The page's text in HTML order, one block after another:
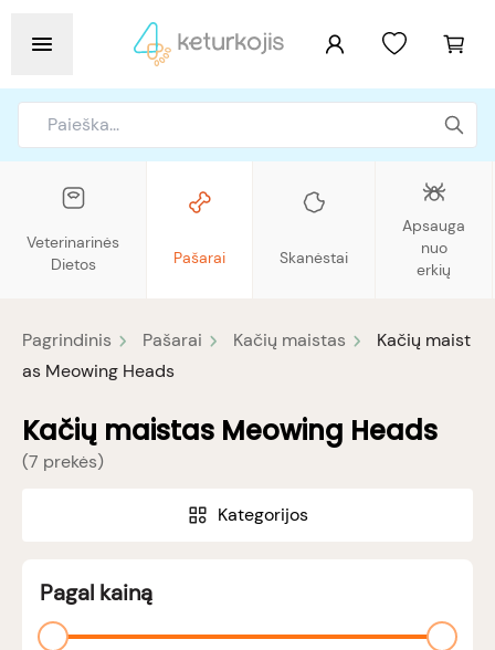
Veterinarinės
Dietos
Pašarai Skanėstai
Apsauga
nuo
erkių
Pagrindinis Pašarai Kačių maistas
Kačių maist
as Meowing Heads
Kačių maistas Meowing Heads
(7 prekės)
Kategorijos
Pagal kainą